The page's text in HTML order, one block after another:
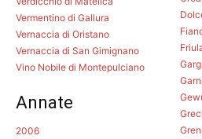
Vermentino di Gallura
Vernaccia di Oristano
Vernaccia di San Gimignano
Vino Nobile di Montepulciano
Annate
2006